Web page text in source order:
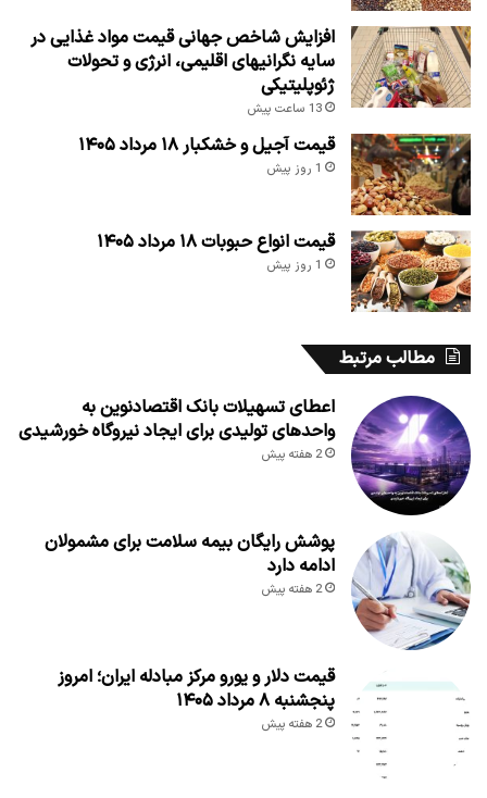
افزایش شاخص جهانی قیمت مواد غذایی در
سایه نگرانیهای اقلیمی، انرژی و تحولات
ژئوپلیتیکی
13 ساعت پیش
قیمت آجیل و خشکبار ۱۸ مرداد ۱۴۰۵
1 روز پیش
قیمت انواع حبوبات ۱۸ مرداد ۱۴۰۵
1 روز پیش
مطالب مرتبط
اعطای تسهیلات بانک اقتصادنوین به
واحدهای تولیدی برای ایجاد نیروگاه خورشیدی
2 هفته پیش
پوشش رایگان بیمه سلامت برای مشمولان
ادامه دارد
2 هفته پیش
قیمت دلار و یورو مرکز مبادله ایران؛ امروز
پنجشنبه ۸ مرداد ۱۴۰۵
2 هفته پیش